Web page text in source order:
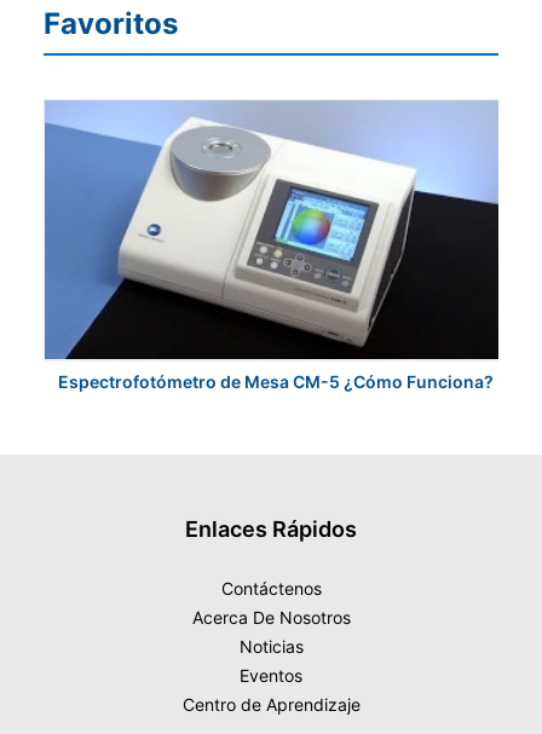
Favoritos
Espectrofotómetro de Mesa CM-5 ¿Cómo Funciona?
Enlaces Rápidos
Contáctenos
Acerca De Nosotros
Noticias
Eventos
Centro de Aprendizaje